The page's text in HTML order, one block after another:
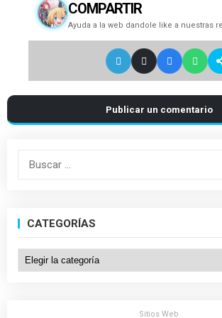
COMPARTIR
Ayuda a la web dandole like a nuestras
Publicar un comentario
Buscar:
CATEGORÍAS
Categorías
Sitios Web